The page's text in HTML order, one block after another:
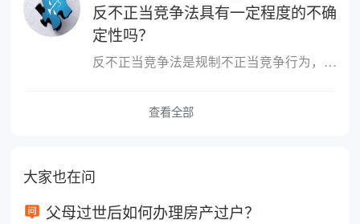
反不正当竞争法具有一定程度的不确
定性吗？
反不正当竞争法是规制不正当竞争行为，维护市场竞争秩序和市场主体...
查看全部
大家也在问
父母过世后如何办理房产过户？